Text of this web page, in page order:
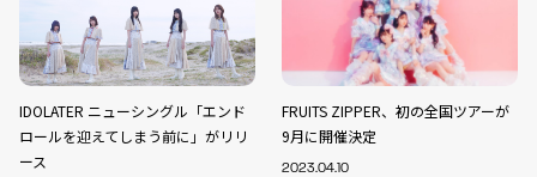
IDOLATER ニューシングル「エンド
ロールを迎えてしまう前に」がリリ
ース
FRUITS ZIPPER、初の全国ツアーが
9月に開催決定
2023.04.10